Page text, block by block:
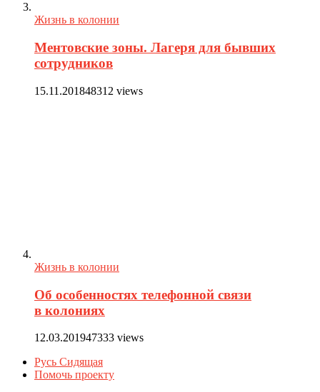
Жизнь в колонии
Ментовские зоны. Лагеря для бывших
сотрудников
15.11.201848312 views
Жизнь в колонии
Об особенностях телефонной связи
в колониях
12.03.201947333 views
Русь Сидящая
Помочь проекту